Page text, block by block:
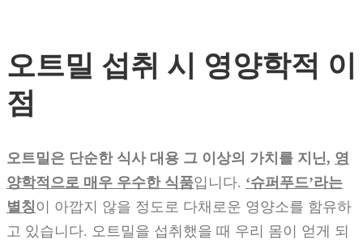
오트밀 섭취 시 영양학적 이
점
오트밀은 단순한 식사 대용 그 이상의 가치를 지닌, 영
양학적으로 매우 우수한 식품입니다. ‘슈퍼푸드’라는
별칭이 아깝지 않을 정도로 다채로운 영양소를 함유하
고 있습니다. 오트밀을 섭취했을 때 우리 몸이 얻게 되